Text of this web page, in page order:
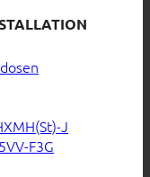
J
F3G